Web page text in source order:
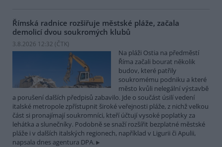
Římská radnice rozšiřuje městské pláže, začala
demolicí dvou soukromých klubů
3.8.2026 12:32 (ČTK)
Na pláži Ostia na předměstí
Říma začali bourat několik
budov, které patřily
soukromému podniku a které
město kvůli nelegální výstavbě
a porušení dalších předpisů zabavilo. Jde o součást úsilí vedení
italské metropole zpřístupnit široké veřejnosti pláže, z nichž velkou
část si pronajímají soukromníci, kteří účtují vysoké poplatky za
lehátka a slunečníky. Podobně se snaží rozšířit bezplatné městské
pláže i v dalších italských regionech, například v Ligurii či Apulii,
napsala dnes agentura DPA.